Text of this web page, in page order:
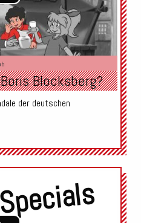
Blocksberg?
der deutschen
Specials